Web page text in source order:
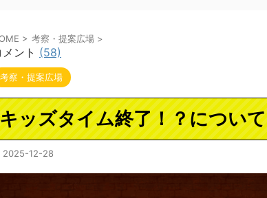
> 考察・提案広場 >
メント (58)
考察・提案広場
キッズタイム終了！？について
2025-12-28